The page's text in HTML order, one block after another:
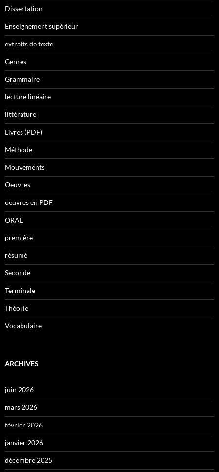
Dissertation
Enseignement supérieur
extraits de texte
Genres
Grammaire
lecture linéaire
littérature
Livres (PDF)
Méthode
Mouvements
Oeuvres
oeuvres en PDF
ORAL
première
résumé
Seconde
Terminale
Théorie
Vocabulaire
ARCHIVES
juin 2026
mars 2026
février 2026
janvier 2026
décembre 2025